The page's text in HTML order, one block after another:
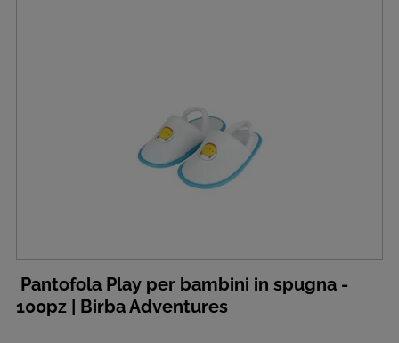
Pantofola Play per bambini in spugna -
100pz | Birba Adventures